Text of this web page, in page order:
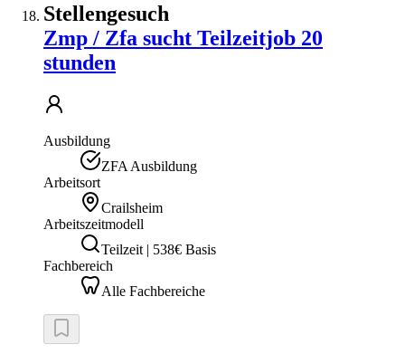
Stellengesuch
Zmp / Zfa sucht Teilzeitjob 20
stunden
Ausbildung
ZFA Ausbildung
Arbeitsort
Crailsheim
Arbeitszeitmodell
Teilzeit | 538€ Basis
Fachbereich
Alle Fachbereiche